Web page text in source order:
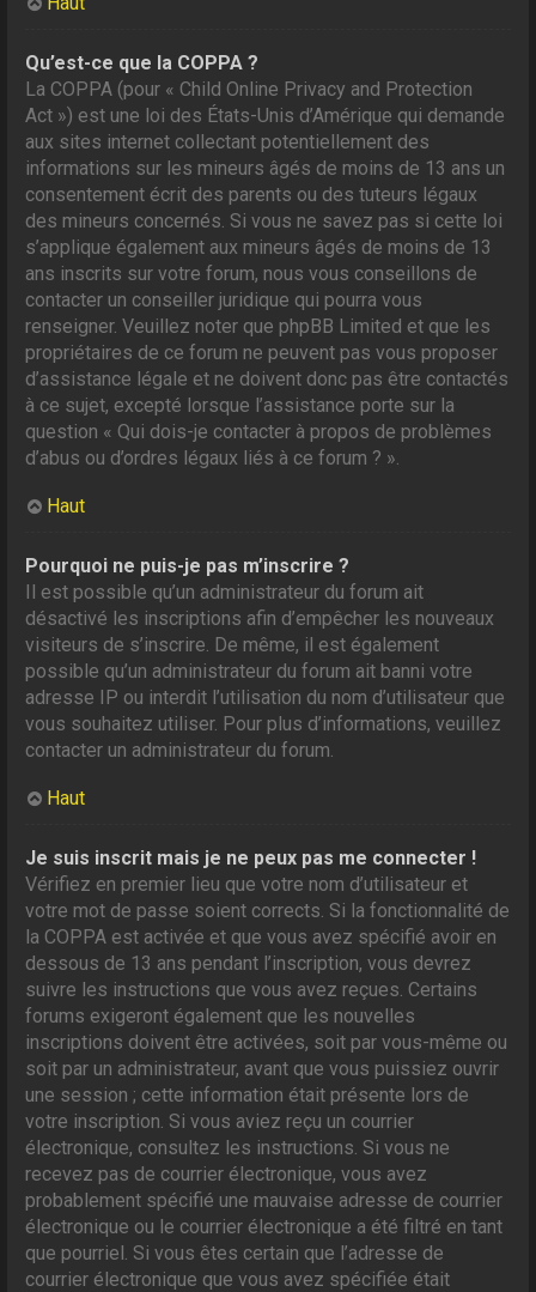
Qu’est-ce que la COPPA ?
La COPPA (pour « Child Online Privacy and Protection
Act ») est une loi des États-Unis d’Amérique qui demande
aux sites internet collectant potentiellement des
informations sur les mineurs âgés de moins de 13 ans un
consentement écrit des parents ou des tuteurs légaux
des mineurs concernés. Si vous ne savez pas si cette loi
s’applique également aux mineurs âgés de moins de 13
ans inscrits sur votre forum, nous vous conseillons de
contacter un conseiller juridique qui pourra vous
renseigner. Veuillez noter que phpBB Limited et que les
propriétaires de ce forum ne peuvent pas vous proposer
d’assistance légale et ne doivent donc pas être contactés
à ce sujet, excepté lorsque l’assistance porte sur la
question « Qui dois-je contacter à propos de problèmes
d’abus ou d’ordres légaux liés à ce forum ? ».
Haut
Pourquoi ne puis-je pas m’inscrire ?
Il est possible qu’un administrateur du forum ait
désactivé les inscriptions afin d’empêcher les nouveaux
visiteurs de s’inscrire. De même, il est également
possible qu’un administrateur du forum ait banni votre
adresse IP ou interdit l’utilisation du nom d’utilisateur que
vous souhaitez utiliser. Pour plus d’informations, veuillez
contacter un administrateur du forum.
Haut
Je suis inscrit mais je ne peux pas me connecter !
Vérifiez en premier lieu que votre nom d’utilisateur et
votre mot de passe soient corrects. Si la fonctionnalité de
la COPPA est activée et que vous avez spécifié avoir en
dessous de 13 ans pendant l’inscription, vous devrez
suivre les instructions que vous avez reçues. Certains
forums exigeront également que les nouvelles
inscriptions doivent être activées, soit par vous-même ou
soit par un administrateur, avant que vous puissiez ouvrir
une session ; cette information était présente lors de
votre inscription. Si vous aviez reçu un courrier
électronique, consultez les instructions. Si vous ne
recevez pas de courrier électronique, vous avez
probablement spécifié une mauvaise adresse de courrier
électronique ou le courrier électronique a été filtré en tant
que pourriel. Si vous êtes certain que l’adresse de
courrier électronique que vous avez spécifiée était